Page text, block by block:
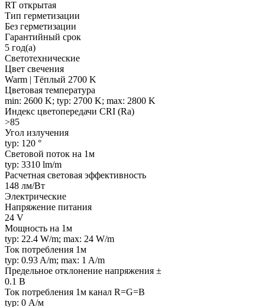
RT открытая
Тип герметизации
Без герметизации
Гарантийный срок
5 год(а)
Светотехнические
Цвет свечения
Warm | Тёплый 2700 K
Цветовая температура
min: 2600 K; typ: 2700 K; max: 2800 K
Индекс цветопередачи CRI (Ra)
>85
Угол излучения
typ: 120 °
Световой поток на 1м
typ: 3310 lm/m
Расчетная световая эффективность
148 лм/Вт
Электрические
Напряжение питания
24 V
Мощность на 1м
typ: 22.4 W/m; max: 24 W/m
Ток потребления 1м
typ: 0.93 A/m; max: 1 A/m
Предельное отклонение напряжения ±
0.1 В
Ток потребления 1м канал R=G=B
typ: 0 А/м